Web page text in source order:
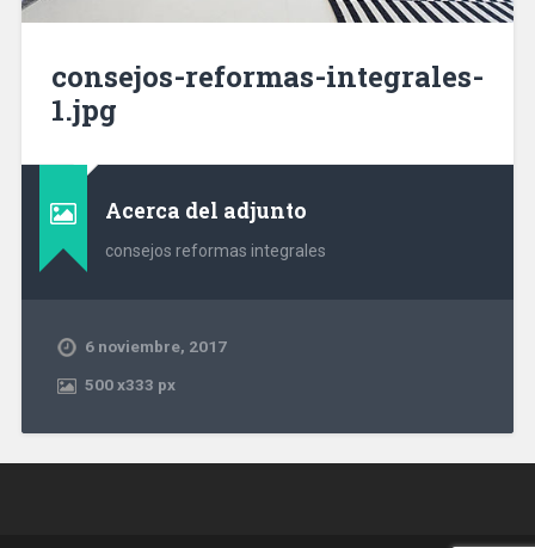
consejos-reformas-integrales-
1.jpg
Acerca del adjunto
consejos reformas integrales
6 noviembre, 2017
500x333 px